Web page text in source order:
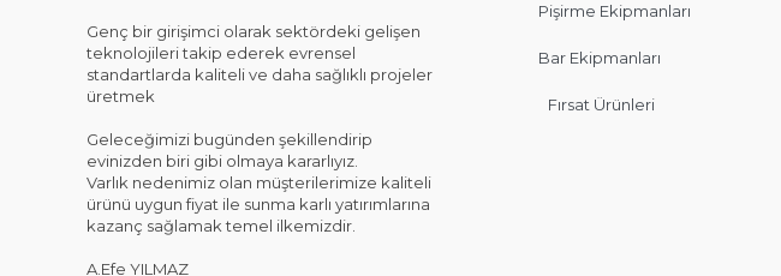
Genç bir girişimci olarak sektördeki gelişen
teknolojileri takip ederek evrensel
standartlarda kaliteli ve daha sağlıklı projeler
üretmek
Geleceğimizi bugünden şekillendirip
evinizden biri gibi olmaya kararlıyız.
Varlık nedenimiz olan müşterilerimize kaliteli
ürünü uygun fiyat ile sunma karlı yatırımlarına
kazanç sağlamak temel ilkemizdir.
A.Efe YILMAZ
Pişirme Ekipmanları
Bar Ekipmanları
Fırsat Ürünleri